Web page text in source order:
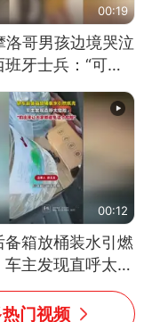
00:19
洛哥男孩边境哭泣
牙士兵：“可不
要把我遣返回国”
00:12
备箱放桶装水引燃
车主发现直呼太危
出来让大家都避
险”
门视频